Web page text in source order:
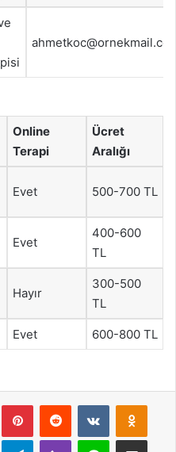
Online
Terapi
Ücret
Aralığı
Evet 500-700 TL
Evet
400-600
TL
Hayır
300-500
TL
Evet 600-800 TL
PinterestReddit VKontakte
TelegramViber Line E-Posta ile